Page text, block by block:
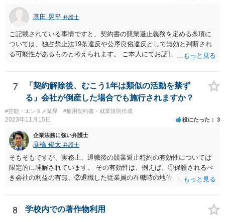
髙田 晃平 弁護士
ご記載されている事情ですと、契約書の競業避止義務を定める条項に
ついては、独占禁止法19条違反や公序良俗違反として無効と判断され
る可能性があるものと考えられます。 ご本人にてお話しを進められる
で、弁護士を通じて交渉することも選択肢として取り得るかと思われ
ます。
7
「契約解除後、むこう1年は類似の活動を禁ず
る」会社が倒産した場合でも施行されますか？
#芸能・エンタメ業界 #雇用契約書・就業規則作成
2023年11月15日 役にたった 3
企業法務に強い弁護士
髙橋 俊太 弁護士
そもそもですが、実務上、退職後の競業避止特約の有効性については
限定的に理解されています。 その有効性は、例えば、①保護されるべ
き会社の利益の有無、②退職した従業員の在職時の地位、③地域的限
囲、⑥代償措置の有無といった判断要素によって検討されます。 いず
れにしても、書面を拝見するなど具体的な事情を詳しくお伺いする必
要はありますが、上記判断要素に照らす限り、ご相談のケースにおい
8 学校内での著作物利用